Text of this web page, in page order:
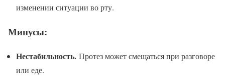
изменении ситуации во рту.
Минусы:
Нестабильность. Протез может смещаться при разговоре
или еде.